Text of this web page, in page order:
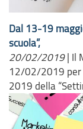
Dal 13-19
scuola”,
20/02/2019 | Il
12/02/2019 per
2019 della